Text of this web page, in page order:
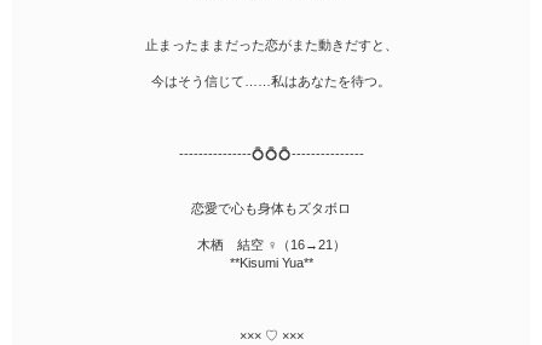
止まったままだった恋がまた動きだすと、
今はそう信じて……私はあなたを待つ。
---------------💍💍💍---------------
恋愛で心も身体もズタボロ
木栖 結空 ♀（16→21）
**Kisumi Yua**
××× ♡ ×××